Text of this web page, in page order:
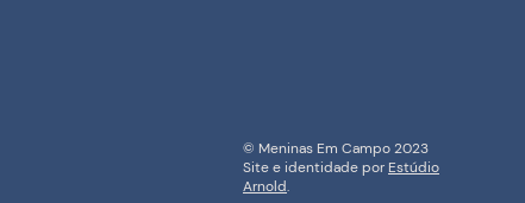
© Meninas Em Campo 2023
Site e identidade por Estúdio
Arnold.